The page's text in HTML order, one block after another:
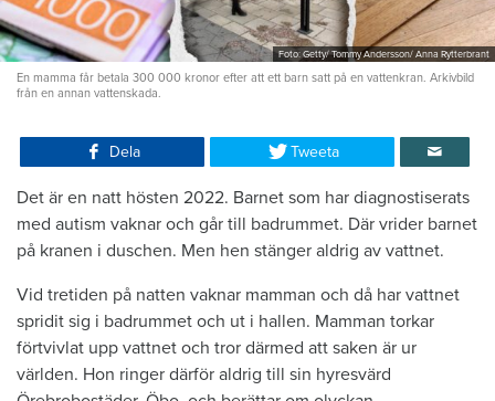
Foto: Getty/ Tommy Andersson/ Anna Rytterbrant
En mamma får betala 300 000 kronor efter att ett barn satt på en vattenkran. Arkivbild
från en annan vattenskada.
Dela Tweeta
Det är en natt hösten 2022. Barnet som har diagnostiserats
med autism vaknar och går till badrummet. Där vrider barnet
på kranen i duschen. Men hen stänger aldrig av vattnet.
Vid tretiden på natten vaknar mamman och då har vattnet
spridit sig i badrummet och ut i hallen. Mamman torkar
förtvivlat upp vattnet och tror därmed att saken är ur
världen. Hon ringer därför aldrig till sin hyresvärd